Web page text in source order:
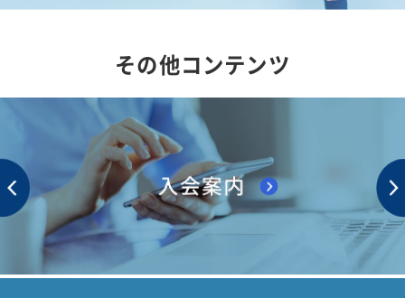
その他コンテンツ